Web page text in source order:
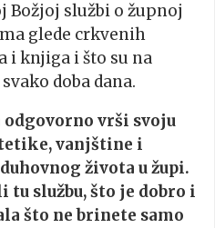
službi o župnoj
glede crkvenih
i knjiga i što su na
doba dana.
odgovorno vrši svoju
vanjštine i
života u župi.
službu, što je dobro i
što ne brinete samo